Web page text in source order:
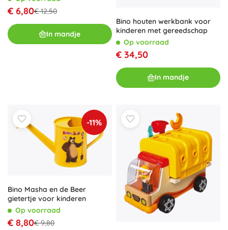
€ 6,80€ 12,50
In mandje
Bino houten werkbank voor
kinderen met gereedschap
Op voorraad
€ 34,50
In mandje
-11%
Bino Masha en de Beer
gietertje voor kinderen
Op voorraad
€ 8,80€ 9,80